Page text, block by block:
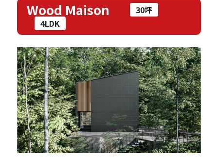
Wood Maison
30坪
4LDK